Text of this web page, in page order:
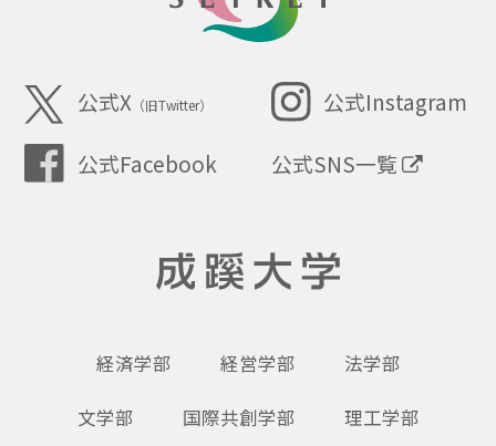
公式X （旧Twitter） 公式Instagram
公式Facebook 公式SNS一覧
経済学部 経営学部 法学部
文学部 国際共創学部 理工学部